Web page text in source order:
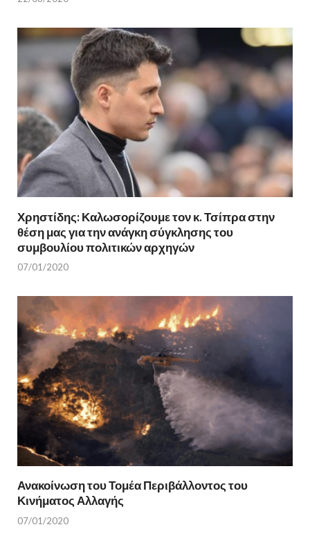
Χρηστίδης: Καλωσορίζουμε τον κ. Τσίπρα στην
θέση μας για την ανάγκη σύγκλησης του
συμβουλίου πολιτικών αρχηγών
07/01/2020
Ανακοίνωση του Τομέα Περιβάλλοντος του
Κινήματος Αλλαγής
07/01/2020